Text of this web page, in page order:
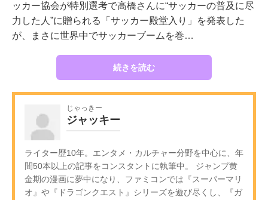
ッカー協会が特別選考で高橋さんに“サッカーの普及に尽
力した人”に贈られる「サッカー殿堂入り」を発表した
が、まさに世界中でサッカーブームを巻…
続きを読む
じゃっきー
ジャッキー
ライター歴10年。エンタメ・カルチャー分野を中心に、年
間50本以上の記事をコンスタントに執筆中。 ジャンプ黄
金期の漫画に夢中になり、ファミコンでは『スーパーマリ
オ』や『ドラゴンクエスト』シリーズを遊び尽くし、『ガ